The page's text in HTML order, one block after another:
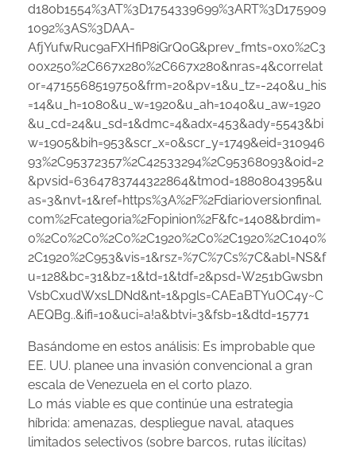
d180b1554%3AT%3D1754339699%3ART%3D175909
1092%3AS%3DAA-
AfjYufwRuc9aFXHfiP8iGrQ0G&prev_fmts=0x0%2C3
00x250%2C667x280%2C667x280&nras=4&correlat
or=4715568519750&frm=20&pv=1&u_tz=-240&u_his
=14&u_h=1080&u_w=1920&u_ah=1040&u_aw=1920
&u_cd=24&u_sd=1&dmc=4&adx=453&ady=5543&bi
w=1905&bih=953&scr_x=0&scr_y=1749&eid=310946
93%2C95372357%2C42533294%2C95368093&oid=2
&pvsid=6364783744322864&tmod=1880804395&u
as=3&nvt=1&ref=https%3A%2F%2Fdiarioversionfinal.
com%2Fcategoria%2Fopinion%2F&fc=1408&brdim=
0%2C0%2C0%2C0%2C1920%2C0%2C1920%2C1040%
2C1920%2C953&vis=1&rsz=%7C%7Cs%7C&abl=NS&f
u=128&bc=31&bz=1&td=1&tdf=2&psd=W251bGwsbn
VsbCxudWxsLDNd&nt=1&pgls=CAEaBTYuOC4y~C
AEQBg..&ifi=10&uci=a!a&btvi=3&fsb=1&dtd=15771
Basándome en estos análisis: Es improbable que
EE. UU. planee una invasión convencional a gran
escala de Venezuela en el corto plazo.
Lo más viable es que continúe una estrategia
híbrida: amenazas, despliegue naval, ataques
limitados selectivos (sobre barcos, rutas ilícitas)